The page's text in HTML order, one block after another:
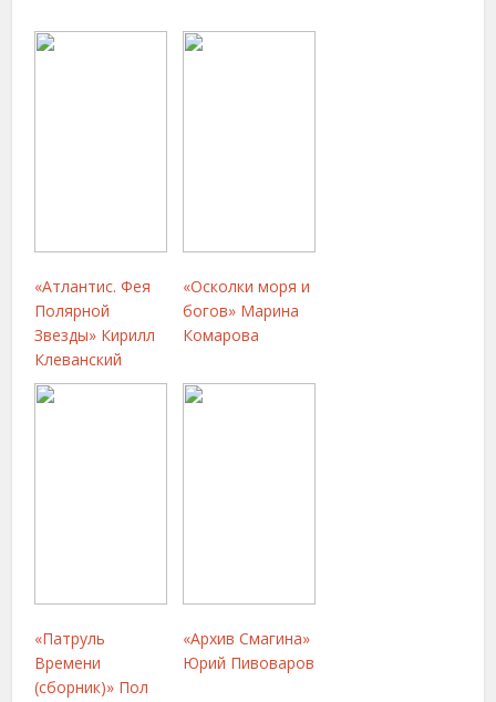
«Атлантис. Фея
Полярной
Звезды» Кирилл
Клеванский
«Осколки моря и
богов» Марина
Комарова
«Патруль
Времени
(сборник)» Пол
«Архив Смагина»
Юрий Пивоваров